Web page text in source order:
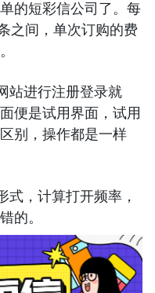
的短彩信公司了。每
之间，单次订购的费
站进行注册登录就
便是试用界面，试用
别，操作都是一样
式，计算打开频率，
的。